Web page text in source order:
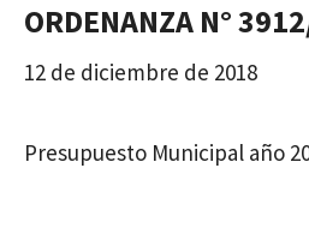
ORDENANZA N°
12 de diciembre de 2018
Presupuesto Municipal año